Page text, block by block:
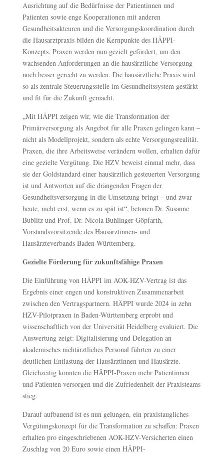
Ausrichtung auf die Bedürfnisse der Patientinnen und
Patienten sowie enge Kooperationen mit anderen
Gesundheitsakteuren und die Versorgungskoordination durch
die Hausarztpraxis bilden die Kernpunkte des HÄPPI-
Konzepts. Praxen werden nun gezielt gefördert, um den
wachsenden Anforderungen an die hausärztliche Versorgung
noch besser gerecht zu werden. Die hausärztliche Praxis wird
so als zentrale Steuerungsstelle im Gesundheitssystem gestärkt
und fit für die Zukunft gemacht.
„Mit HÄPPI zeigen wir, wie die Transformation der
Primärversorgung als Angebot für alle Praxen gelingen kann –
nicht als Modellprojekt, sondern als echte Versorgungsrealität.
Praxen, die ihre Arbeitsweise verändern wollen, erhalten dafür
eine gezielte Vergütung. Die HZV beweist einmal mehr, dass
sie der Goldstandard einer hausärztlich gesteuerten Versorgung
ist und Antworten auf die drängenden Fragen der
Gesundheitsversorgung in die Umsetzung bringt – und zwar
heute, nicht erst, wenn es zu spät ist“, betonen Dr. Susanne
Bublitz und Prof. Dr. Nicola Buhlinger-Göpfarth,
Vorstandsvorsitzende des Hausärztinnen- und
Hausärzteverbands Baden-Württemberg.
Gezielte Förderung für zukunftsfähige Praxen
Die Einführung von HÄPPI im AOK-HZV-Vertrag ist das
Ergebnis einer engen und konstruktiven Zusammenarbeit
zwischen den Vertragspartnern. HÄPPI wurde 2024 in zehn
HZV-Pilotpraxen in Baden-Württemberg erprobt und
wissenschaftlich von der Universität Heidelberg evaluiert. Die
Auswertung zeigt: Digitalisierung und Delegation an
akademisches nichtärztliches Personal führten zu einer
deutlichen Entlastung der Hausärztinnen und Hausärzte.
Gleichzeitig konnten die HÄPPI-Praxen mehr Patientinnen
und Patienten versorgen und die Zufriedenheit der Praxisteams
stieg.
Darauf aufbauend ist es nun gelungen, ein praxistaugliches
Vergütungskonzept für die Transformation zu schaffen: Praxen
erhalten pro eingeschriebenen AOK-HZV-Versicherten einen
Zuschlag von 20 Euro sowie einen HÄPPI-